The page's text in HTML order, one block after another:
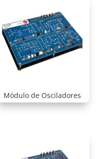
Módulo de Osciladores